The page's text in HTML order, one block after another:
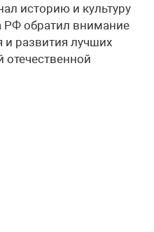
историю и культуру
РФ обратил внимание
и развития лучших
отечественной